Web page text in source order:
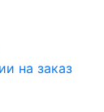
на заказ